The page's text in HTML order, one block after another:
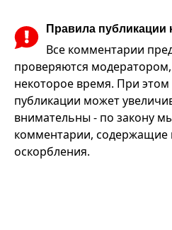
Правила публикации
Все комментарии
проверяются
некоторое время. При
публикации может
внимательны - по закону
комментарии, содержащие
оскорбления.